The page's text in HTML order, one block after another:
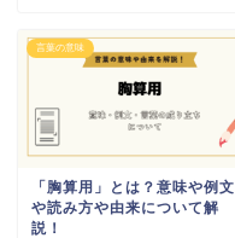
言葉の意味
「胸算用」とは？意味や例文
や読み方や由来について解
説！